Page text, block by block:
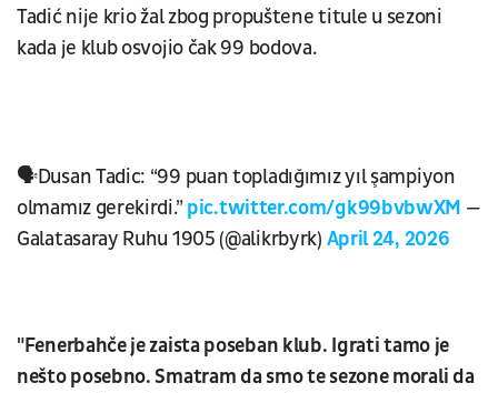
Tadić nije krio žal zbog propuštene titule u sezoni
kada je klub osvojio čak 99 bodova.
🗣️Dusan Tadic: “99 puan topladığımız yıl şampiyon
olmamız gerekirdi.”pic.twitter.com/gk99bvbwXM —
Galatasaray Ruhu 1905 (@alikrbyrk) April 24, 2026
"Fenerbahče je zaista poseban klub. Igrati tamo je
nešto posebno. Smatram da smo te sezone morali da